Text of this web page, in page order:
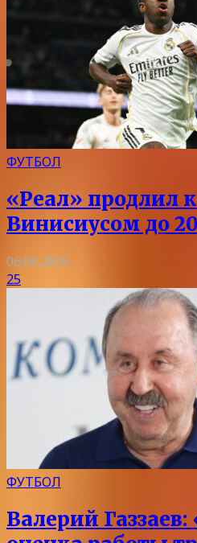
ФУТБОЛ
«Реал» продлил
Винисиусом до
06.08.2026
25
ФУТБОЛ
Валерий Газзаев: